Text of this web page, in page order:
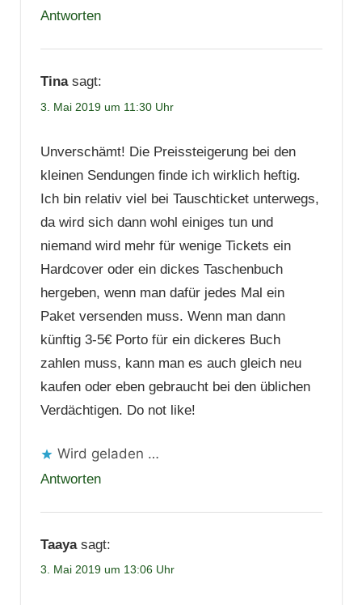
Antworten
Tina sagt:
3. Mai 2019 um 11:30 Uhr
Unverschämt! Die Preissteigerung bei den
kleinen Sendungen finde ich wirklich heftig.
Ich bin relativ viel bei Tauschticket unterwegs,
da wird sich dann wohl einiges tun und
niemand wird mehr für wenige Tickets ein
Hardcover oder ein dickes Taschenbuch
hergeben, wenn man dafür jedes Mal ein
Paket versenden muss. Wenn man dann
künftig 3-5€ Porto für ein dickeres Buch
zahlen muss, kann man es auch gleich neu
kaufen oder eben gebraucht bei den üblichen
Verdächtigen. Do not like!
Wird geladen …
Antworten
Taaya sagt:
3. Mai 2019 um 13:06 Uhr